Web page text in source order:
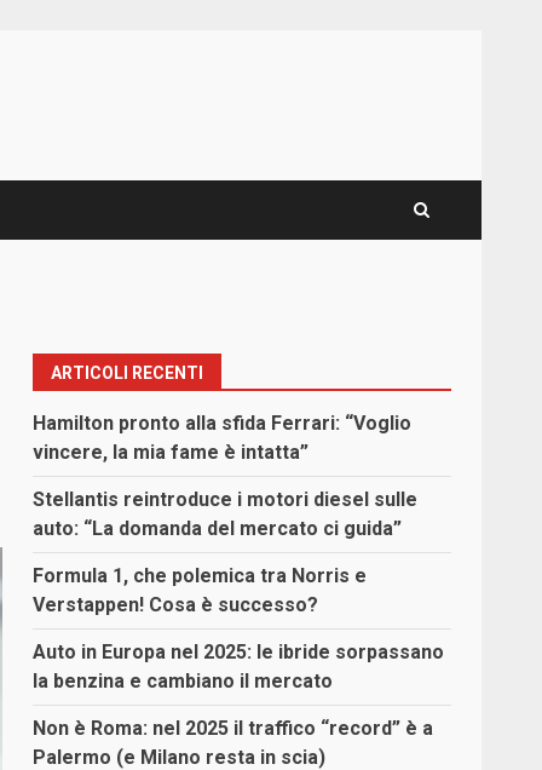
ARTICOLI RECENTI
Hamilton pronto alla sfida Ferrari: “Voglio
vincere, la mia fame è intatta”
Stellantis reintroduce i motori diesel sulle
auto: “La domanda del mercato ci guida”
Formula 1, che polemica tra Norris e
Verstappen! Cosa è successo?
Auto in Europa nel 2025: le ibride sorpassano
la benzina e cambiano il mercato
Non è Roma: nel 2025 il traffico “record” è a
Palermo (e Milano resta in scia)